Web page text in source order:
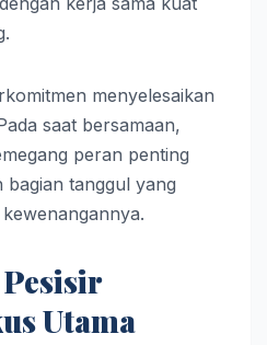
menyelesaikan
saat bersamaan,
peran penting
bagian tanggul yang
Utama